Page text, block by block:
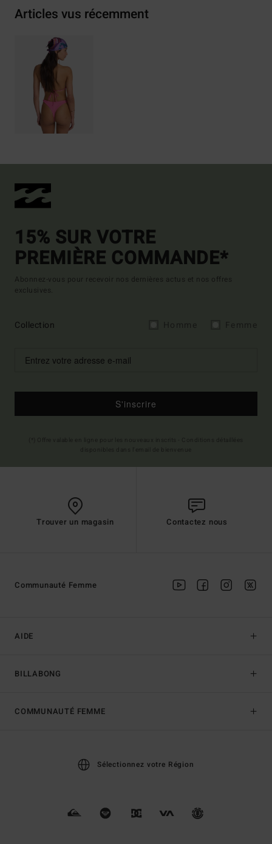
Articles vus récemment
15% SUR VOTRE
PREMIÈRE COMMANDE*
Abonnez-vous pour recevoir nos dernières actus et nos offres
exclusives.
Collection
S'inscrire
Trouver un magasin Contactez nous
AIDE
BILLABONG
Communauté Femme
COMMUNAUTÉ FEMME
Sélectionnez votre Région